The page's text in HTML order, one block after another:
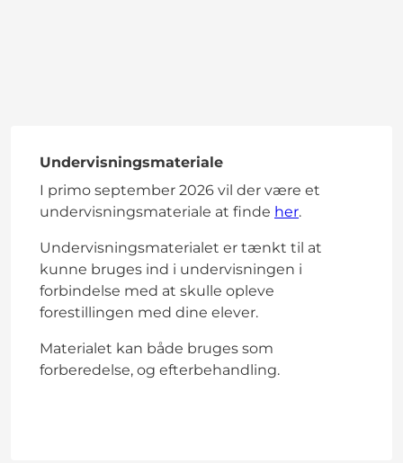
Undervisningsmateriale
I primo september 2026 vil der være et
undervisningsmateriale at finde her.
Undervisningsmaterialet er tænkt til at
kunne bruges ind i undervisningen i
forbindelse med at skulle opleve
forestillingen med dine elever.
Materialet kan både bruges som
forberedelse, og efterbehandling.